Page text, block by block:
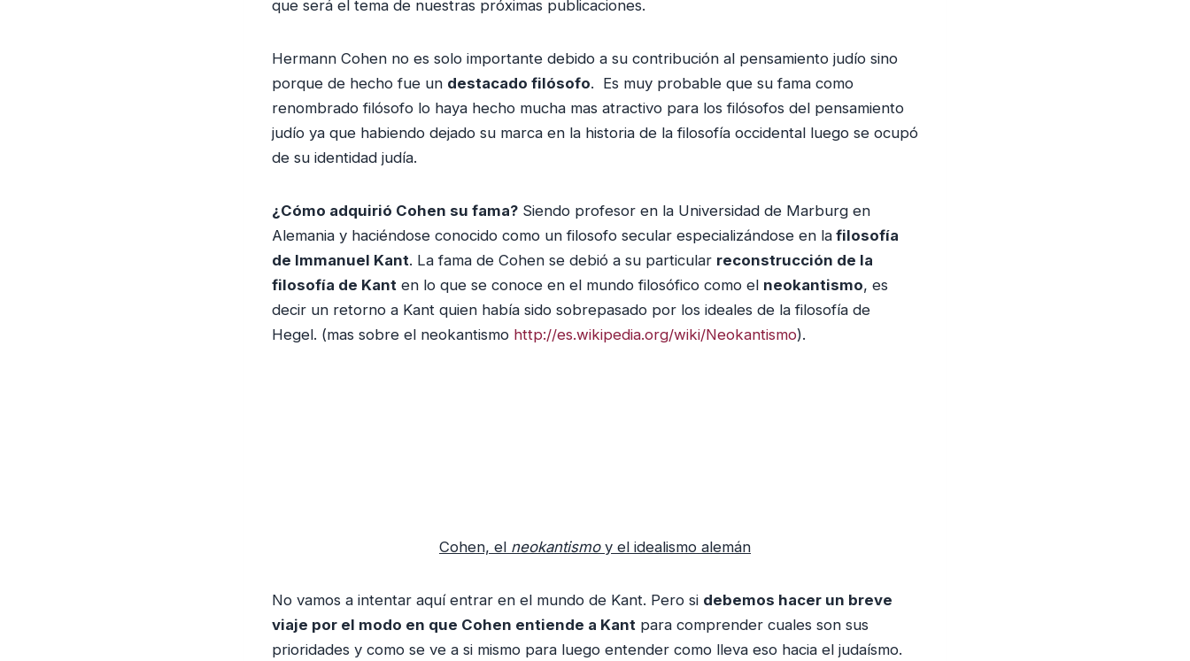
n
a
r
i
s
m
i
n
que será el tema de nuestras próximas publicaciones.
Hermann Cohen no es solo importante debido a su contribución al pensamiento judío sino
porque de hecho fue un destacado filósofo. Es muy probable que su fama como
renombrado filósofo lo haya hecho mucha mas atractivo para los filósofos del pensamiento
judío ya que habiendo dejado su marca en la historia de la filosofía occidental luego se ocupó
de su identidad judía.
¿Cómo adquirió Cohen su fama? Siendo profesor en la Universidad de Marburg en
Alemania y haciéndose conocido como un filosofo secular especializándose en la filosofía
de Immanuel Kant. La fama de Cohen se debió a su particular reconstrucción de la
filosofía de Kant en lo que se conoce en el mundo filosófico como el neokantismo, es
decir un retorno a Kant quien había sido sobrepasado por los ideales de la filosofía de
Hegel. (mas sobre el neokantismo http://es.wikipedia.org/wiki/Neokantismo).
Cohen, el neokantismoy el idealismo alemán
No vamos a intentar aquí entrar en el mundo de Kant. Pero si debemos hacer un breve
viaje por el modo en que Cohen entiende a Kant para comprender cuales son sus
prioridades y como se ve a si mismo para luego entender como lleva eso hacia el judaísmo.